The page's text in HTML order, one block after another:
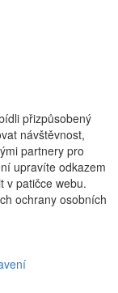
přizpůsobený
návštěvnost,
partnery pro
upravíte odkazem
v patičce webu.
ochrany osobních